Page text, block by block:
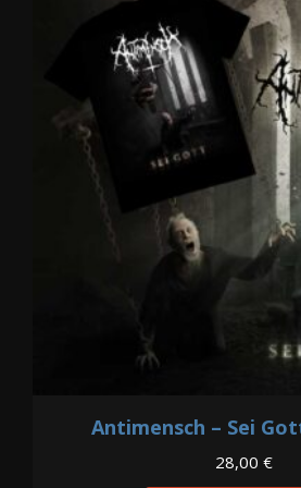
Antimensch – Sei
28,00 €